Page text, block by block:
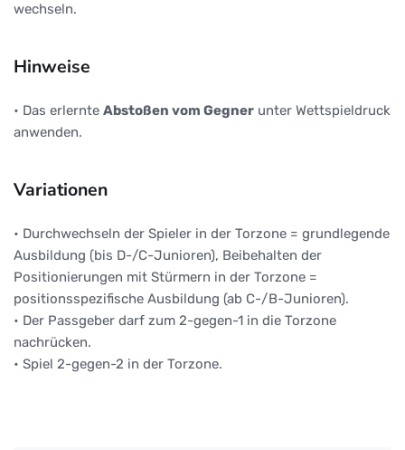
wechseln.
Hinweise
• Das erlernte Abstoßen vom Gegner unter Wettspieldruck
anwenden.
Variationen
• Durchwechseln der Spieler in der Torzone = grundlegende
Ausbildung (bis D-/C-Junioren), Beibehalten der
Positionierungen mit Stürmern in der Torzone =
positionsspezifische Ausbildung (ab C-/B-Junioren).
• Der Passgeber darf zum 2-gegen-1 in die Torzone
nachrücken.
• Spiel 2-gegen-2 in der Torzone.